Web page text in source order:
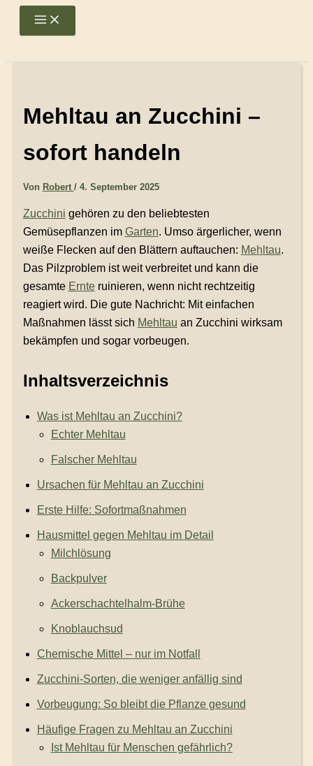
Inhalt
Main
Mehltau an Zucchini –
sofort handeln
Von Robert / 4. September 2025
Zucchini gehören zu den beliebtesten
Gemüsepflanzen im Garten. Umso ärgerlicher, wenn
weiße Flecken auf den Blättern auftauchen: Mehltau.
Das Pilzproblem ist weit verbreitet und kann die
gesamte Ernteruinieren, wenn nicht rechtzeitig
reagiert wird. Die gute Nachricht: Mit einfachen
Maßnahmen lässt sich Mehltau an Zucchini wirksam
bekämpfen und sogar vorbeugen.
Inhaltsverzeichnis
Was ist Mehltau an Zucchini?
Echter Mehltau
Falscher Mehltau
Ursachen für Mehltau an Zucchini
Erste Hilfe: Sofortmaßnahmen
Hausmittel gegen Mehltau im Detail
Milchlösung
Backpulver
Ackerschachtelhalm-Brühe
Knoblauchsud
Chemische Mittel – nur im Notfall
Zucchini-Sorten, die weniger anfällig sind
Vorbeugung: So bleibt die Pflanze gesund
Häufige Fragen zu Mehltau an Zucchini
Ist Mehltau für Menschen gefährlich?